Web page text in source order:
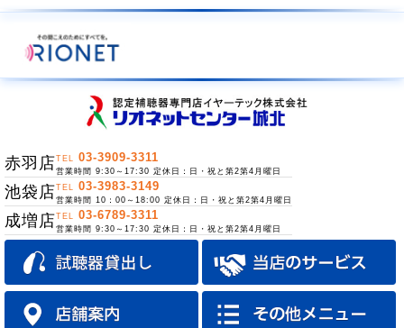
赤羽店TEL 03-3909-3311
営業時間 9:30～17:30 定休日：日・祝と第2第4月曜日
池袋店TEL 03-3983-3149
営業時間 10：00～18:00 定休日：日・祝と第2第4月曜日
成増店TEL 03-6789-3311
営業時間 9:30～17:30 定休日：日・祝と第2第4月曜日